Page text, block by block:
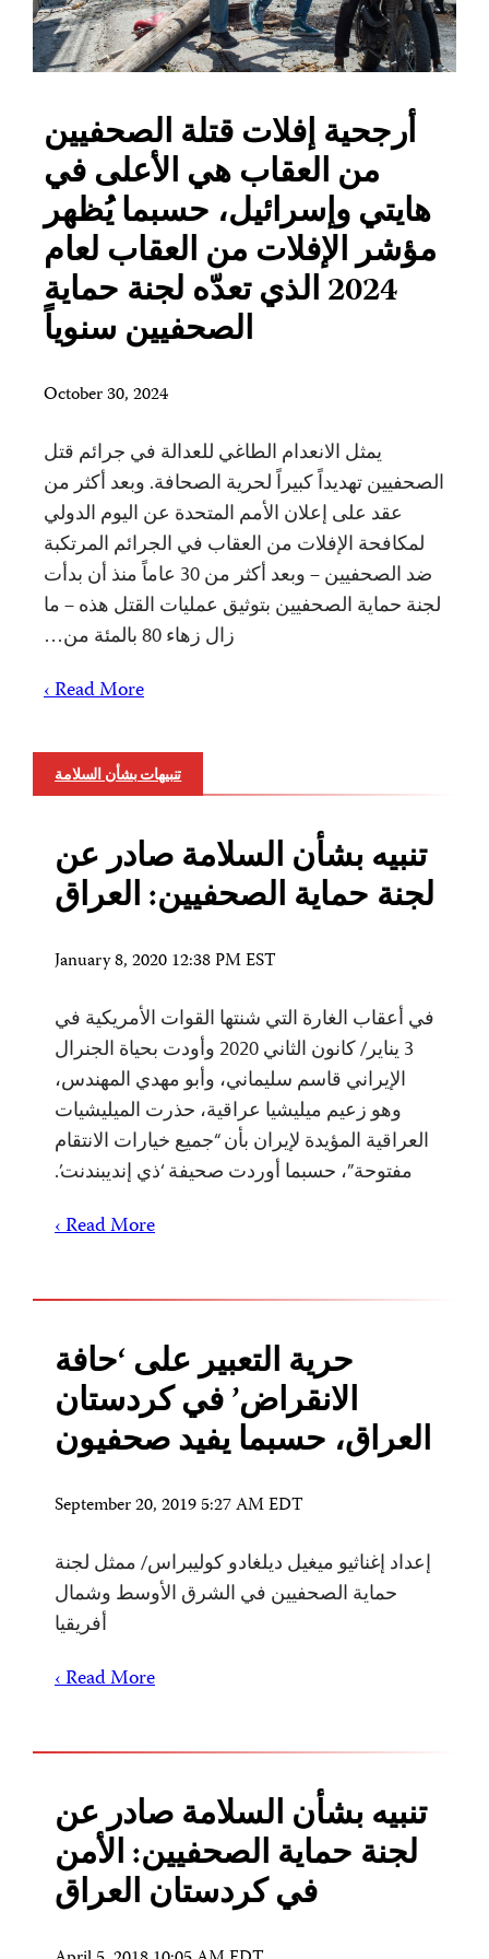
أرجحية إفلات قتلة الصحفيين
من العقاب هي الأعلى في
هايتي وإسرائيل، حسبما يُظهر
مؤشر الإفلات من العقاب لعام
2024 الذي تعدّه لجنة حماية
الصحفيين سنوياً
October 30, 2024
يمثل الانعدام الطاغي للعدالة في جرائم قتل
الصحفيين تهديداً كبيراً لحرية الصحافة. وبعد أكثر من
عقد على إعلان الأمم المتحدة عن اليوم الدولي
لمكافحة الإفلات من العقاب في الجرائم المرتكبة
ضد الصحفيين – وبعد أكثر من 30 عاماً منذ أن بدأت
لجنة حماية الصحفيين بتوثيق عمليات القتل هذه – ما
زال زهاء 80 بالمئة من…
Read More ›
تنبيهات بشأن السلامة
تنبيه بشأن السلامة صادر عن
لجنة حماية الصحفيين: العراق
January 8, 2020 12:38 PM EST
في أعقاب الغارة التي شنتها القوات الأمريكية في
3 يناير/ كانون الثاني 2020 وأودت بحياة الجنرال
الإيراني قاسم سليماني، وأبو مهدي المهندس،
وهو زعيم ميليشيا عراقية، حذرت الميليشيات
العراقية المؤيدة لإيران بأن “جميع خيارات الانتقام
مفتوحة”، حسبما أوردت صحيفة ‘ذي إنديبندنت’.
Read More ›
حرية التعبير على ‘حافة
الانقراض’ في كردستان
العراق، حسبما يفيد صحفيون
September 20, 2019 5:27 AM EDT
إعداد إغناثيو ميغيل ديلغادو كوليبراس/ ممثل لجنة
حماية الصحفيين في الشرق الأوسط وشمال
أفريقيا
Read More ›
تنبيه بشأن السلامة صادر عن
لجنة حماية الصحفيين: الأمن
في كردستان العراق